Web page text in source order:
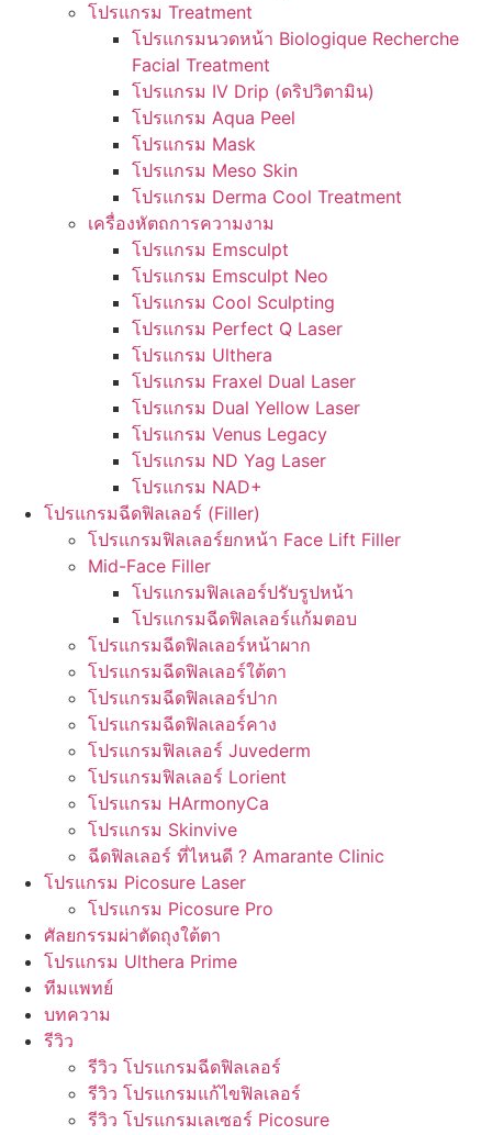
โปรแกรม Treatment
โปรแกรมนวดหน้า Biologique Recherche
Facial Treatment
โปรแกรม IV Drip (ดริปวิตามิน)
โปรแกรม Aqua Peel
โปรแกรม Mask
โปรแกรม Meso Skin
โปรแกรม Derma Cool Treatment
เครื่องหัตถการความงาม
โปรแกรม Emsculpt
โปรแกรม Emsculpt Neo
โปรแกรม Cool Sculpting
โปรแกรม Perfect Q Laser
โปรแกรม Ulthera
โปรแกรม Fraxel Dual Laser
โปรแกรม Dual Yellow Laser
โปรแกรม Venus Legacy
โปรแกรม ND Yag Laser
โปรแกรม NAD+
โปรแกรมฉีดฟิลเลอร์ (Filler)
โปรแกรมฟิลเลอร์ยกหน้า Face Lift Filler
Mid-Face Filler
โปรแกรมฟิลเลอร์ปรับรูปหน้า
โปรแกรมฉีดฟิลเลอร์แก้มตอบ
โปรแกรมฉีดฟิลเลอร์หน้าผาก
โปรแกรมฉีดฟิลเลอร์ใต้ตา
โปรแกรมฉีดฟิลเลอร์ปาก
โปรแกรมฉีดฟิลเลอร์คาง
โปรแกรมฟิลเลอร์ Juvederm
โปรแกรมฟิลเลอร์ Lorient
โปรแกรม HArmonyCa
โปรแกรม Skinvive
ฉีดฟิลเลอร์ ที่ไหนดี ? Amarante Clinic
โปรแกรม Picosure Laser
โปรแกรม Picosure Pro
ศัลยกรรมผ่าตัดถุงใต้ตา
โปรแกรม Ulthera Prime
ทีมแพทย์
บทความ
รีวิว
รีวิว โปรแกรมฉีดฟิลเลอร์
รีวิว โปรแกรมแก้ไขฟิลเลอร์
รีวิว โปรแกรมเลเซอร์ Picosure